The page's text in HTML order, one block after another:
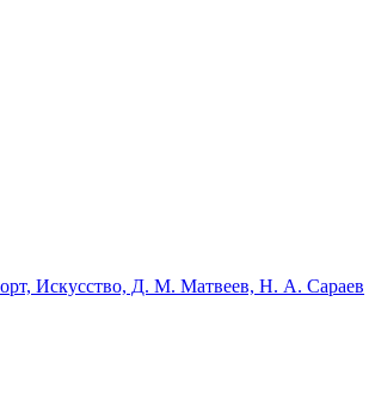
Искусство, Д. М. Матвеев, Н. А. Сараев